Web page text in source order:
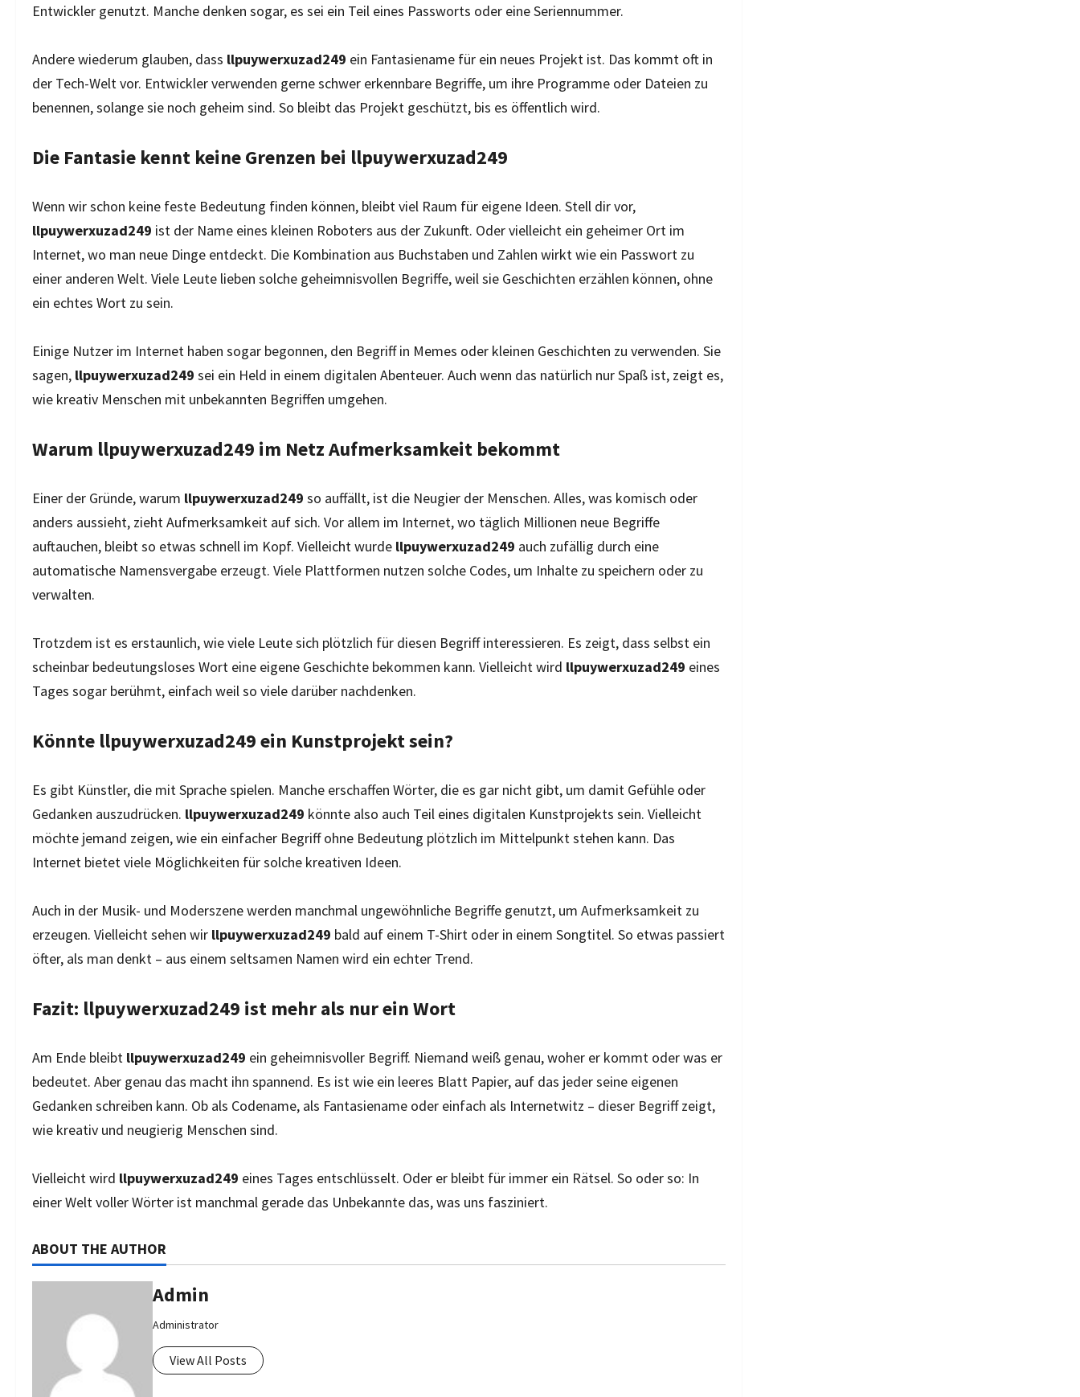
Entwickler genutzt. Manche denken sogar, es sei ein Teil eines Passworts oder eine Seriennummer.
Andere wiederum glauben, dass llpuywerxuzad249 ein Fantasiename für ein neues Projekt ist. Das kommt oft in
der Tech-Welt vor. Entwickler verwenden gerne schwer erkennbare Begriffe, um ihre Programme oder Dateien zu
benennen, solange sie noch geheim sind. So bleibt das Projekt geschützt, bis es öffentlich wird.
Die Fantasie kennt keine Grenzen bei llpuywerxuzad249
Wenn wir schon keine feste Bedeutung finden können, bleibt viel Raum für eigene Ideen. Stell dir vor,
llpuywerxuzad249 ist der Name eines kleinen Roboters aus der Zukunft. Oder vielleicht ein geheimer Ort im
Internet, wo man neue Dinge entdeckt. Die Kombination aus Buchstaben und Zahlen wirkt wie ein Passwort zu
einer anderen Welt. Viele Leute lieben solche geheimnisvollen Begriffe, weil sie Geschichten erzählen können, ohne
ein echtes Wort zu sein.
Einige Nutzer im Internet haben sogar begonnen, den Begriff in Memes oder kleinen Geschichten zu verwenden. Sie
sagen, llpuywerxuzad249 sei ein Held in einem digitalen Abenteuer. Auch wenn das natürlich nur Spaß ist, zeigt es,
wie kreativ Menschen mit unbekannten Begriffen umgehen.
Warum llpuywerxuzad249 im Netz Aufmerksamkeit bekommt
Einer der Gründe, warum llpuywerxuzad249 so auffällt, ist die Neugier der Menschen. Alles, was komisch oder
anders aussieht, zieht Aufmerksamkeit auf sich. Vor allem im Internet, wo täglich Millionen neue Begriffe
auftauchen, bleibt so etwas schnell im Kopf. Vielleicht wurde llpuywerxuzad249 auch zufällig durch eine
automatische Namensvergabe erzeugt. Viele Plattformen nutzen solche Codes, um Inhalte zu speichern oder zu
verwalten.
Trotzdem ist es erstaunlich, wie viele Leute sich plötzlich für diesen Begriff interessieren. Es zeigt, dass selbst ein
scheinbar bedeutungsloses Wort eine eigene Geschichte bekommen kann. Vielleicht wird llpuywerxuzad249 eines
Tages sogar berühmt, einfach weil so viele darüber nachdenken.
Könnte llpuywerxuzad249 ein Kunstprojekt sein?
Es gibt Künstler, die mit Sprache spielen. Manche erschaffen Wörter, die es gar nicht gibt, um damit Gefühle oder
Gedanken auszudrücken. llpuywerxuzad249 könnte also auch Teil eines digitalen Kunstprojekts sein. Vielleicht
möchte jemand zeigen, wie ein einfacher Begriff ohne Bedeutung plötzlich im Mittelpunkt stehen kann. Das
Internet bietet viele Möglichkeiten für solche kreativen Ideen.
Auch in der Musik- und Moderszene werden manchmal ungewöhnliche Begriffe genutzt, um Aufmerksamkeit zu
erzeugen. Vielleicht sehen wir llpuywerxuzad249 bald auf einem T-Shirt oder in einem Songtitel. So etwas passiert
öfter, als man denkt – aus einem seltsamen Namen wird ein echter Trend.
Fazit: llpuywerxuzad249 ist mehr als nur ein Wort
Am Ende bleibt llpuywerxuzad249 ein geheimnisvoller Begriff. Niemand weiß genau, woher er kommt oder was er
bedeutet. Aber genau das macht ihn spannend. Es ist wie ein leeres Blatt Papier, auf das jeder seine eigenen
Gedanken schreiben kann. Ob als Codename, als Fantasiename oder einfach als Internetwitz – dieser Begriff zeigt,
wie kreativ und neugierig Menschen sind.
Vielleicht wird llpuywerxuzad249 eines Tages entschlüsselt. Oder er bleibt für immer ein Rätsel. So oder so: In
einer Welt voller Wörter ist manchmal gerade das Unbekannte das, was uns fasziniert.
ABOUT THE AUTHOR
Admin
Administrator
View All Posts